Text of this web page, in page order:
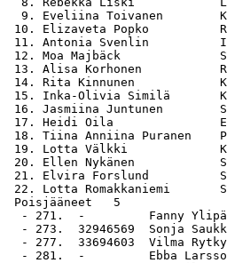
9. Eveliina Toivanen
10. Elizaveta Popko
11. Antonia Svenlin
12. Moa Majbäck
13. Alisa Korhonen
14. Rita Kinnunen
15. Inka-Olivia Similä
16. Jasmiina Juntunen
17. Heidi Oila
18. Tiina Anniina Puranen
19. Lotta Välkki
20. Ellen Nykänen
21. Elvira Forslund
22. Lotta Romakkaniemi
Poisjääneet   5
- 271.  -         Fanny
- 273.  32946569  Sonja
- 277.  33694603  Vilma
- 281.  -         Ebba